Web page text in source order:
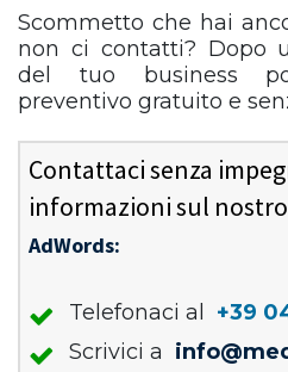
Scommetto che hai
non ci contatti? Dopo
del tuo business
preventivo gratuito e
Contattaci senza
informazioni sul
AdWords:
Telefonaci al
+39
Scrivici a